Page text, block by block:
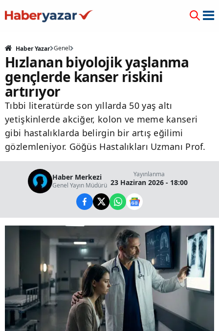
Haber Yazar Genel
Hızlanan biyolojik yaşlanma
gençlerde kanser riskini
artırıyor
Tıbbi literatürde son yıllarda 50 yaş altı
yetişkinlerde akciğer, kolon ve meme kanseri
gibi hastalıklarda belirgin bir artış eğilimi
gözlemleniyor. Göğüs Hastalıkları Uzmanı Prof.
Haber Merkezi
Genel Yayın Müdürü
Yayınlanma
23 Haziran 2026 - 18:00